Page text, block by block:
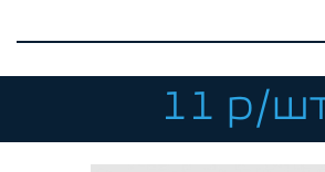
КОМПЛЕКТУЮЩИЕ К ЧПУ11 р/